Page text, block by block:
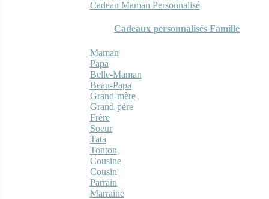
Cadeau Maman Personnalisé
Cadeaux personnalisés Famille
Maman
Papa
Belle-Maman
Beau-Papa
Grand-mère
Grand-père
Frère
Soeur
Tata
Tonton
Cousine
Cousin
Parrain
Marraine